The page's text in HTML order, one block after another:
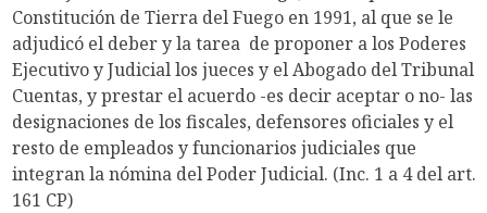
Constitución de Tierra del Fuego en 1991, al que se le
adjudicó el deber y la tarea de proponer a los Poderes
Ejecutivo y Judicial los jueces y el Abogado del Tribunal
Cuentas, y prestar el acuerdo -es decir aceptar o no- las
designaciones de los fiscales, defensores oficiales y el
resto de empleados y funcionarios judiciales que
integran la nómina del Poder Judicial. (Inc. 1 a 4 del art.
161 CP)